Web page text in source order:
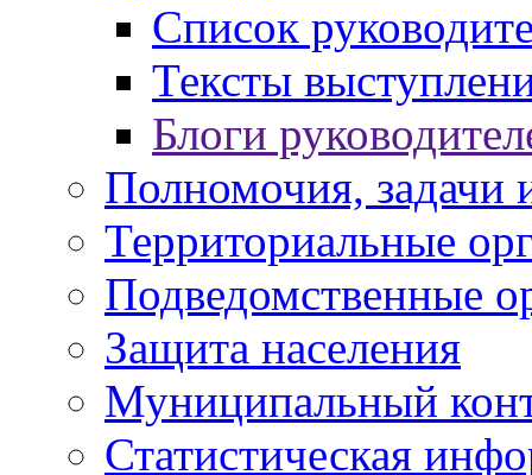
Список
Тексты
Блоги
Полномочия, задачи
Территориальные
Подведомственные
Защита населения
Муниципальный
Статистическая